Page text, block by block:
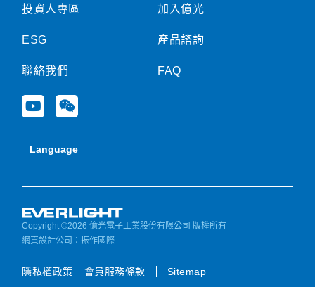
投資人專區
ESG
聯絡我們
Y
o
u
e
W
e
i
Language
加入億光
產品諮詢
FAQ
Copyright ©2026 億光電子工業股份有限公司 版權所有
網頁設計公司 ：振作國際
隱私權政策 會員服務條款 Sitemap